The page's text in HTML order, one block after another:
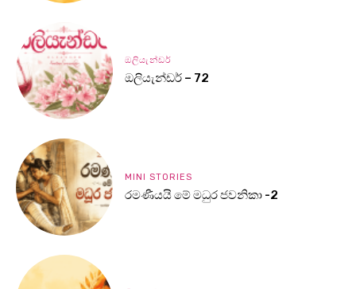
ඔලියැන්ඩර්
ඔලියැන්ඩර් – 72
MINI STORIES
රමණීයයි මේ මධුර ජවනිකා -2